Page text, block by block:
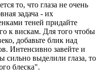
то, что глаза не очень
задача - их
теней придайте
к вискам. Для того чтобы
добавьте блик над
Интенсивно завейте и
сильно выделили глаза, то
блеска".